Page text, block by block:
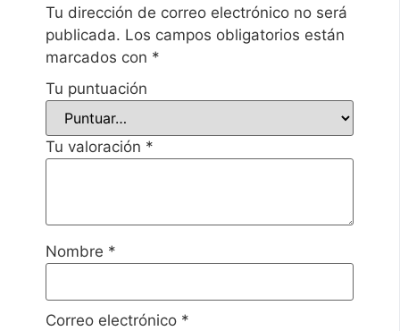
Tu dirección de correo electrónico no será
publicada. Los campos obligatorios están
marcados con *
Tu puntuación
Tu valoración *
Nombre *
Correo electrónico *